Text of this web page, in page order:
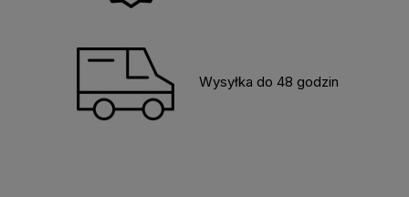
Wysyłka do 48 godzin